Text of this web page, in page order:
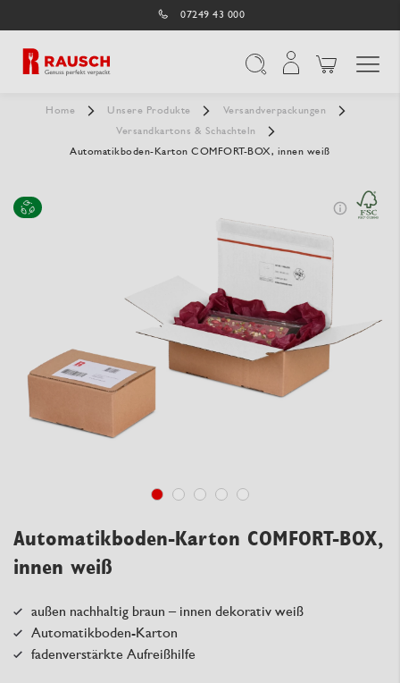
07249 43 000
Home Unsere Produkte
Versandverpackungen
Versandkartons & Schachteln
Automatikboden-Karton COMFORT-BOX, innen weiß
Automatikboden-Karton COMFORT-BOX,
innen weiß
außen nachhaltig braun – innen dekorativ weiß
Automatikboden-Karton
fadenverstärkte Aufreißhilfe